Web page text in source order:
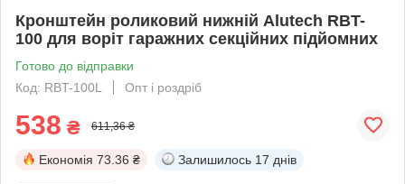
Кронштейн роликовий нижній Alutech RBT-
100 для воріт гаражних секційних підйомних
Готово до відправки
Код: RBT-100L
Опт і роздріб
538 ₴ 611,36 ₴
Економія 73.36 ₴ Залишилось 17 днів